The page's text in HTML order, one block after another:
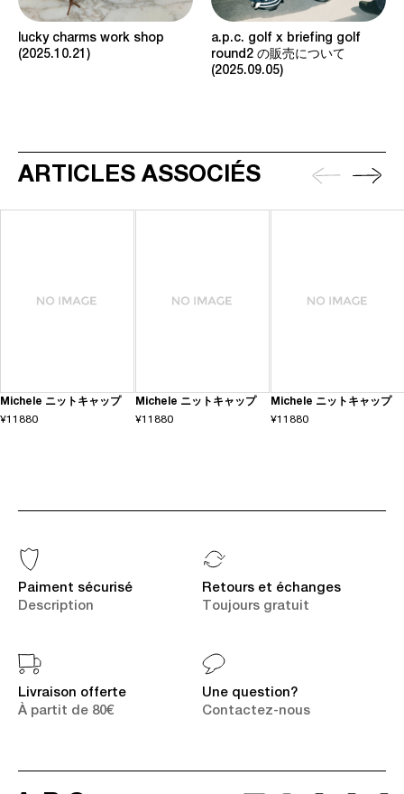
lucky charms work shop
2025.10.21
a.p.c. golf x briefing golf
round2 の販売について
2025.09.05
ARTICLES ASSOCIÉS
Michele ニットキャップ
¥11880
Michele ニットキャップ
¥11880
Michele ニットキャップ
¥11880
Paiment sécurisé
Description
Retours et échanges
Toujours gratuit
Livraison offerte
À partit de 80€
Une question?
Contactez-nous